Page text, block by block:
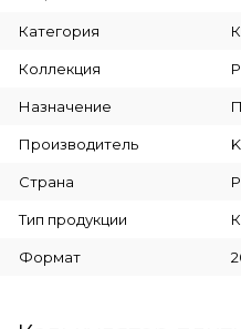
Категория
Коллекция
Назначение
Производитель
Страна
Тип продукции
Формат